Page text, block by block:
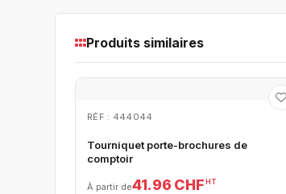
Produits similaires
RÉF : 444044
Tourniquet porte-brochures de
comptoir
À partir de41.96 CHF HT